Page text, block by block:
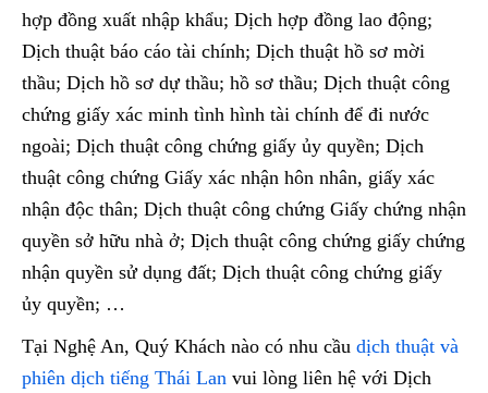
hợp đồng xuất nhập khẩu; Dịch hợp đồng lao động;
Dịch thuật báo cáo tài chính; Dịch thuật hồ sơ mời
thầu; Dịch hồ sơ dự thầu; hồ sơ thầu; Dịch thuật công
chứng giấy xác minh tình hình tài chính để đi nước
ngoài; Dịch thuật công chứng giấy ủy quyền; Dịch
thuật công chứng Giấy xác nhận hôn nhân, giấy xác
nhận độc thân; Dịch thuật công chứng Giấy chứng nhận
quyền sở hữu nhà ở; Dịch thuật công chứng giấy chứng
nhận quyền sử dụng đất; Dịch thuật công chứng giấy
ủy quyền; …
Tại Nghệ An, Quý Khách nào có nhu cầu dịch thuật và
phiên dịch tiếng Thái Lan vui lòng liên hệ với Dịch